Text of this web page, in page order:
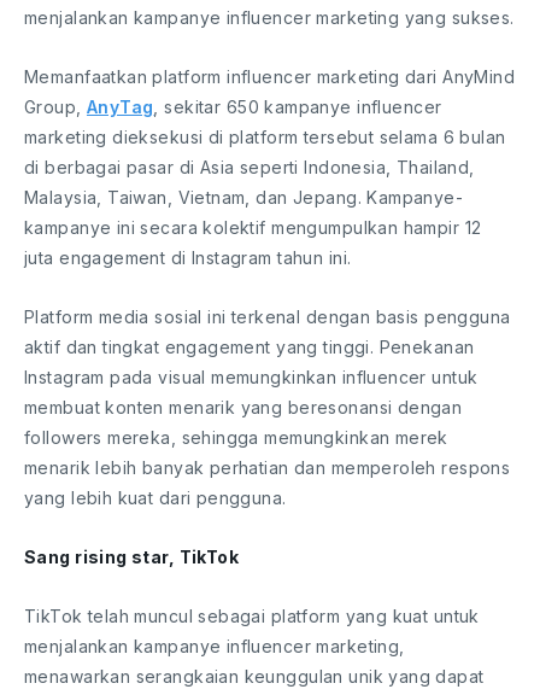
menjalankan kampanye influencer marketing yang sukses.
Memanfaatkan platform influencer marketing dari AnyMind
Group, AnyTag , sekitar 650 kampanye influencer
marketing dieksekusi di platform tersebut selama 6 bulan
di berbagai pasar di Asia seperti Indonesia, Thailand,
Malaysia, Taiwan, Vietnam, dan Jepang. Kampanye-
kampanye ini secara kolektif mengumpulkan hampir 12
juta engagement di Instagram tahun ini.
Platform media sosial ini terkenal dengan basis pengguna
aktif dan tingkat engagement yang tinggi. Penekanan
Instagram pada visual memungkinkan influencer untuk
membuat konten menarik yang beresonansi dengan
followers mereka, sehingga memungkinkan merek
menarik lebih banyak perhatian dan memperoleh respons
yang lebih kuat dari pengguna.
Sang rising star, TikTok
TikTok telah muncul sebagai platform yang kuat untuk
menjalankan kampanye influencer marketing,
menawarkan serangkaian keunggulan unik yang dapat